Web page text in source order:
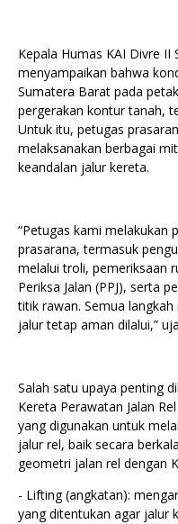
Kepala Humas KAI Divre II
menyampaikan bahwa
Sumatera Barat pada
pergerakan kontur tanah,
Untuk itu, petugas
melaksanakan berbagai
keandalan jalur kereta.
“Petugas kami melakukan
prasarana, termasuk
melalui troli, pemeriksaan
Periksa Jalan (PPJ), serta
titik rawan. Semua
jalur tetap aman dilalui,”
Salah satu upaya penting
Kereta Perawatan Jalan
yang digunakan untuk
jalur rel, baik secara
geometri jalan rel dengan
- Lifting (angkatan):
yang ditentukan agar jalur